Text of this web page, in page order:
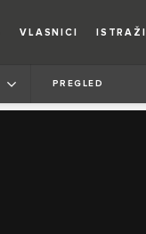
VLASNICI
PREGLED